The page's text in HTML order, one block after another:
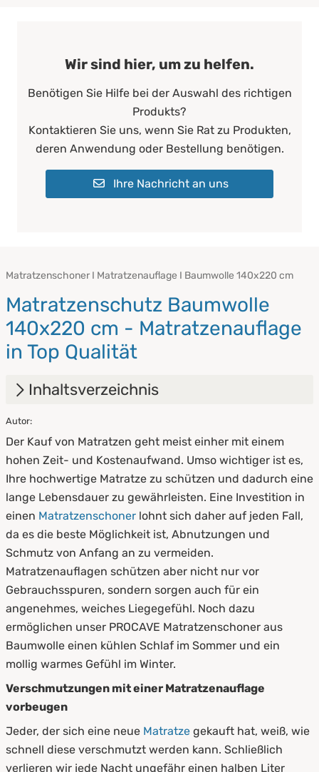
Wir sind hier, um zu helfen.
Benötigen Sie Hilfe bei der Auswahl des richtigen
Produkts?
Kontaktieren Sie uns, wenn Sie Rat zu Produkten,
deren Anwendung oder Bestellung benötigen.
Ihre Nachricht an uns
Matratzenschoner I Matratzenauflage I Baumwolle 140x220 cm
Matratzenschutz Baumwolle
140x220 cm - Matratzenauflage
in Top Qualität
Inhaltsverzeichnis
1.
Baumwolle
2. Arten von Matratzenschonern aus
Baumwolle
3. Was versteht man unter Molton, Kalmuck
und Sanfor?
4. Handhabung von Matratzenschonern aus
Baumwolle
5.
Pflege und Reinigung von Baumwoll-
Matratzenauflagen
6. Zusammenfassung
Autor:
Der Kauf von Matratzen geht meist einher mit einem
hohen Zeit- und Kostenaufwand. Umso wichtiger ist es,
Ihre hochwertige Matratze zu schützen und dadurch eine
lange Lebensdauer zu gewährleisten. Eine Investition in
einen Matratzenschoner lohnt sich daher auf jeden Fall,
da es die beste Möglichkeit ist, Abnutzungen und
Schmutz von Anfang an zu vermeiden.
Matratzenauflagen schützen aber nicht nur vor
Gebrauchsspuren, sondern sorgen auch für ein
angenehmes, weiches Liegegefühl. Noch dazu
ermöglichen unser PROCAVE Matratzenschoner aus
Baumwolle einen kühlen Schlaf im Sommer und ein
mollig warmes Gefühl im Winter.
Verschmutzungen mit einer Matratzenauflage
vorbeugen
Jeder, der sich eine neue Matratze gekauft hat, weiß, wie
schnell diese verschmutzt werden kann. Schließlich
verlieren wir jede Nacht ungefähr einen halben Liter